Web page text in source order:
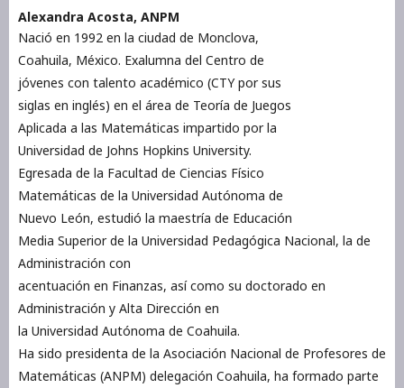
Alexandra Acosta, ANPM
Nació en 1992 en la ciudad de Monclova,
Coahuila, México. Exalumna del Centro de
jóvenes con talento académico (CTY por sus
siglas en inglés) en el área de Teoría de Juegos
Aplicada a las Matemáticas impartido por la
Universidad de Johns Hopkins University.
Egresada de la Facultad de Ciencias Físico
Matemáticas de la Universidad Autónoma de
Nuevo León, estudió la maestría de Educación
Media Superior de la Universidad Pedagógica Nacional, la de
Administración con
acentuación en Finanzas, así como su doctorado en
Administración y Alta Dirección en
la Universidad Autónoma de Coahuila.
Ha sido presidenta de la Asociación Nacional de Profesores de
Matemáticas (ANPM) delegación Coahuila, ha formado parte